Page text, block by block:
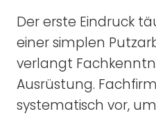
Der erste Eindruck
einer simplen
verlangt
Ausrüstung.
systematisch vor,